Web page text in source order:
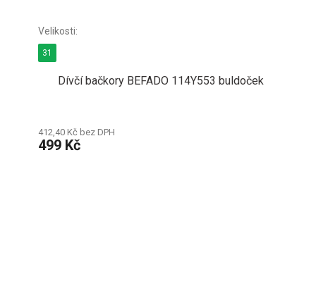
Dívčí bačkory BEFADO 114Y553 buldoček
412,40 Kč bez DPH
499 Kč
31